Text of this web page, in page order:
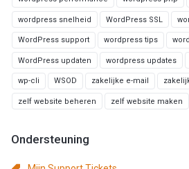
wordpress snelheid WordPress SSL
WordPress support wordpress tips
WordPress updaten wordpress updates
wp-cli WSOD zakelijke e-mail
zelf website beheren zelf website maken
Ondersteuning